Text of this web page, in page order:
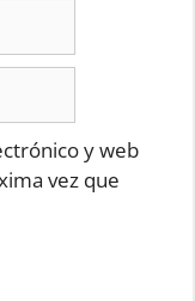
y web
vez que